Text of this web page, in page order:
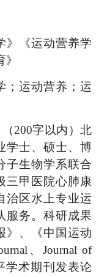
》《运动营养学
；运动营养；运
200字以内）北
学士、硕士、博
子生物学系联合
三甲医院心肺康
治区水上专业运
服务。科研成果
》、《中国运动
、Journal of
学术期刊发表论